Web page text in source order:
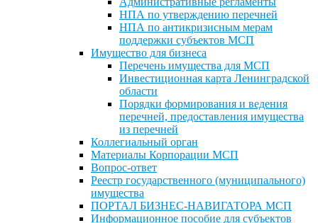
НПА по утверждению перечней
НПА по антикризисным мерам
поддержки субъектов МСП
Имущество для бизнеса
Перечень имущества для МСП
Инвестиционная карта Ленинградской
области
Порядки формирования и ведения
перечней, предоставления имущества
из перечней
Коллегиальный орган
Материалы Корпорации МСП
Вопрос-ответ
Реестр государственного (муниципального)
имущества
ПОРТАЛ БИЗНЕС-НАВИГАТОРА МСП
Информационное пособие для субъектов